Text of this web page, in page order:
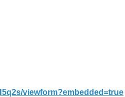
viewform?embedded=true